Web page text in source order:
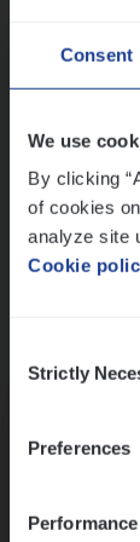
Consent
We use
By clicking
of cookies
analyze site
Cookie
Selection
Strictly
Preferences
Ons